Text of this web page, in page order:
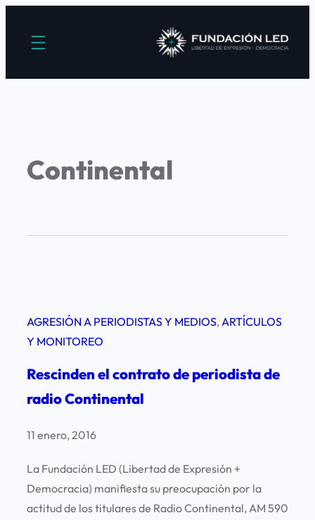
Continental
AGRESIÓN A PERIODISTAS Y MEDIOS, ARTÍCULOS
Y MONITOREO
Rescinden el contrato de periodista de
radio Continental
11 enero, 2016
La Fundación LED (Libertad de Expresión +
Democracia) manifiesta su preocupación por la
actitud de los titulares de Radio Continental, AM 590